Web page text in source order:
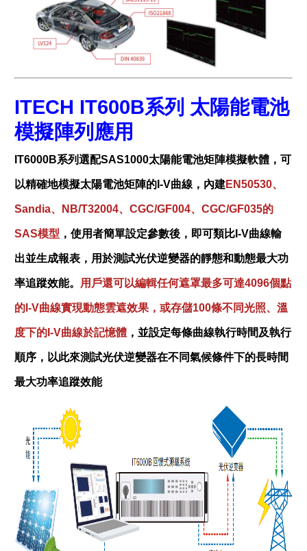
ITECH IT600B系列 太陽能電池
模擬陣列應用
IT6000B系列選配SAS1000太陽能電池矩陣模擬軟體，可
以精確地模擬太陽電池矩陣的I-V曲線，內建EN50530、
Sandia、NB/T32004、CGC/GF004、CGC/GF035的
SAS模型 ，使用者簡單設定參數後，即可類比I-V曲線輸
出並生成報表，用於測試光伏逆變器的靜態和動態最大功
率追蹤效能。 用戶還可以編輯任何遮罩最多可達4096個點
的I-V曲線實現動態雲遮效果，或存儲100條不同光照、溫
度下的I-V曲線於記憶體 ，並設定每條曲線執行時間及執行
順序，以此來測試光伏逆變器在不同氣候條件下的長時間
最大功率追蹤效能